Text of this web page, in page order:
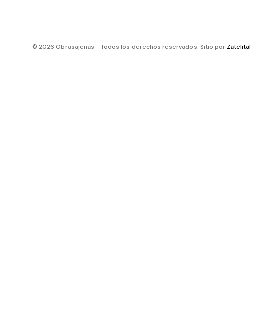
© 2026 Obrasajenas - Todos los derechos reservados. Sitio por Zatelital